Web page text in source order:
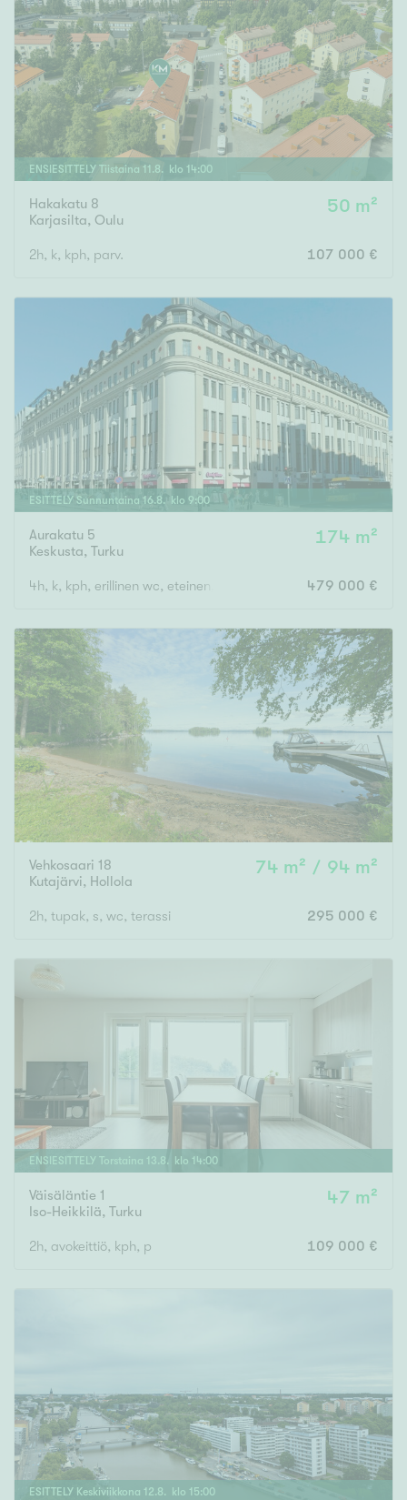
ENSIESITTELY Tiistaina 11 .8. klo 14:00
Hakakatu 8
Karjasilta, Oulu
50 m²
2h, k, kph, parv. 107 000 €
ESITTELY Sunnuntaina 16.8. klo 9:00
Aurakatu 5
Keskusta, Turku
174 m²
4h, k, kph, erillinen wc, eteinen, p 479 000 €
Vehkosaari 18
Kutajärvi, Hollola
74 m² / 94 m²
2h, tupak, s, wc, terassi 295 000 €
ENSIESITTELY Torstaina 13. 8 . klo 14:00
Väisäläntie 1
Iso-Heikkilä, Turku
47 m²
2h, avokeittiö, kph, p 109 000 €
ESITTELY Keskiviikkona 12.8. klo 15:00